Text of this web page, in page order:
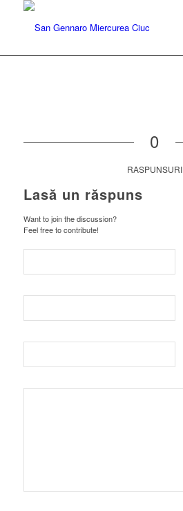
0
RASPUNSURI
Lasă un răspuns
Want to join the discussion?
Feel free to contribute!